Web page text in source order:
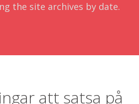
the site archives by date.
att satsa på